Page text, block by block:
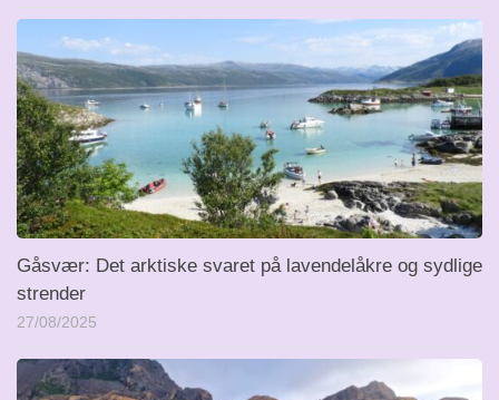
Gåsvær: Det arktiske svaret på lavendelåkre og sydlige
strender
27/08/2025